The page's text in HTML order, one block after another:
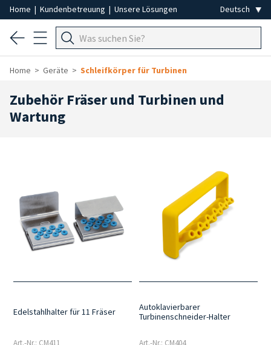
Home | Kundenbetreuung | Unsere Lösungen
Home Geräte Schleifkörper für Turbinen
Zubehör Fräser und Turbinen und
Wartung
Edelstahlhalter für 11 Fräser
Art.-Nr.: CM411
Autoklavierbarer
Turbinenschneider-Halter
Art.-Nr.: CM404